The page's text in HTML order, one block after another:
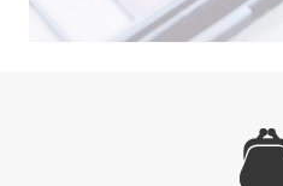
RALPH
RALPH LAUREN